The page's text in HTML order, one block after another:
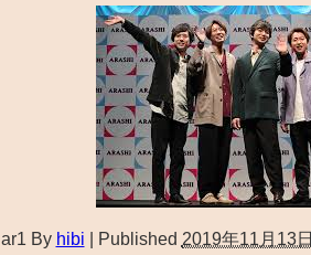
ar1 By hibi Published 2019年11月13日